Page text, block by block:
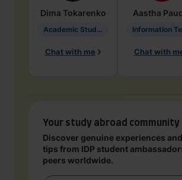
Dima Tokarenko
Academic Studies in Education
Chat with me
Aastha
Chat with
Your study abroad community
Discover genuine experiences
tips from IDP student
peers worldwide.